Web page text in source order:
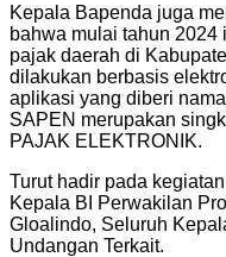
Kepala Bapenda juga
bahwa mulai tahun
pajak daerah di
dilakukan berbasis
aplikasi yang diberi
SAPEN merupakan
PAJAK ELEKTRONIK.
Turut hadir pada
Kepala BI Perwakilan
Gloalindo, Seluruh
Undangan Terkait.